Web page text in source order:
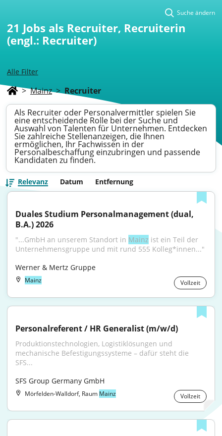
Alle Filter
Suche ändern
21 Jobs als Recruiter, Recruiterin
(engl.: Recruiter)
> Mainz > Recruiter
Als Recruiter oder Personalvermittler spielen Sie
eine entscheidende Rolle bei der Suche und
Auswahl von Talenten für Unternehmen. Entdecken
Sie zahlreiche Stellenanzeigen, die Ihnen
ermöglichen, Ihr Fachwissen in der
Personalbeschaffung einzubringen und passende
Kandidaten zu finden.
Relevanz Datum Entfernung
Duales Studium Personalmanagement (dual,
B.A.) 2026
"...GmbH an unserem Standort in Mainz ist ein Teil der
Unternehmensgruppe und mit rund 555 Kolleg*innen..."
Werner & Mertz Gruppe
Mainz Vollzeit
Personalreferent / HR Generalist (m/w/d)
Produktionstechnologien, Logistiklösungen und
mechanische Befestigungssysteme – dafür steht die
SFS...
SFS Group Germany GmbH
Mörfelden-Walldorf, Raum Mainz Vollzeit